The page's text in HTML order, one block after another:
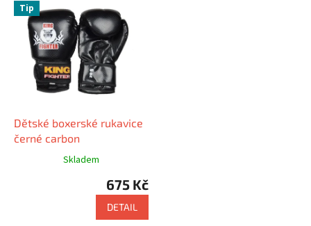
Tip
Dětské boxerské rukavice
černé carbon
Skladem
675 Kč
DETAIL